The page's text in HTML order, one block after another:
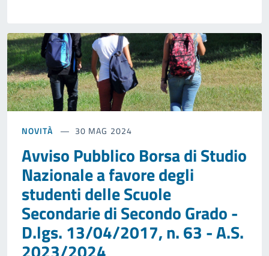
NOVITÀ 30 MAG 2024
Avviso Pubblico Borsa di Studio
Nazionale a favore degli
studenti delle Scuole
Secondarie di Secondo Grado -
D.lgs. 13/04/2017, n. 63 - A.S.